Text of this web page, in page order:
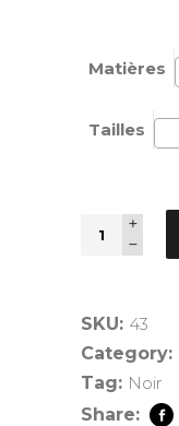
Matières
Tailles
Quantity
SKU: 43
Category:
Tag: Noir
Share: